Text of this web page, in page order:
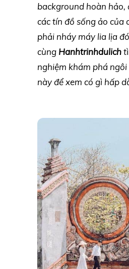
background hoàn hảo,
các tín đồ sống ảo của
phải nháy máy lia lịa
cùng Hanhtrinhdulich
nghiệm khám phá
này để xem có gì hấp